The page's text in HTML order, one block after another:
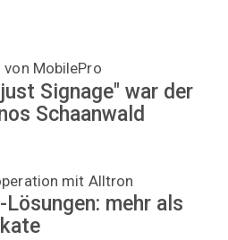
MobilePro
Signage" war der
Schaanwald
mit Alltron
mehr als